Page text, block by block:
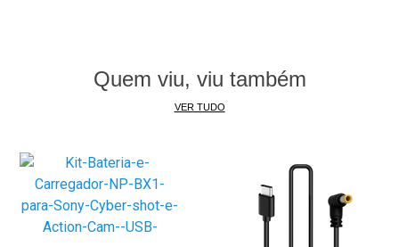
• Sony Alpha ZV-E10
• Sony Alpha NEX-3 / NEX-3N
• Sony Alpha NEX-6
• Sony Alpha NEX-7
• Sony Alpha NEX-C3
• Sony Alpha NEX-F3
Quem viu, viu também
VER TUDO